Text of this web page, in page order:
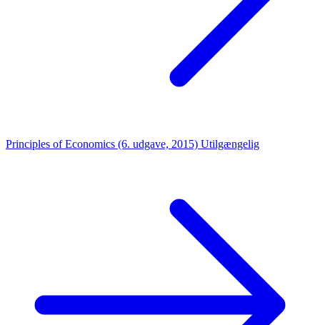
Principles of Economics (6. udgave, 2015) Utilgængelig